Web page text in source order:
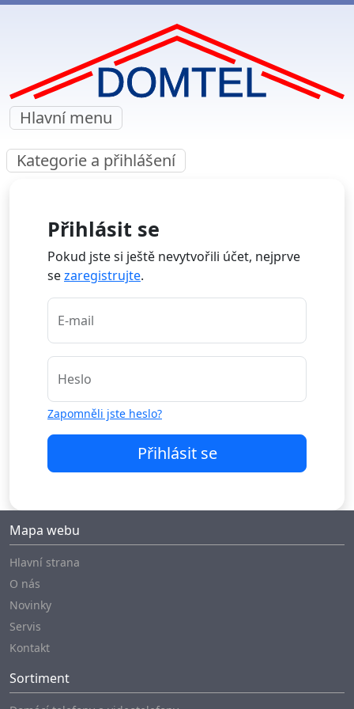
Hlavní menu
Kategorie a přihlášení
Přihlásit se
Pokud jste si ještě nevytvořili účet, nejprve
sezaregistrujte.
E-mail
Heslo
Zapomněli jste heslo?
Přihlásit se
Mapa webu
Hlavní strana
O nás
Novinky
Servis
Kontakt
Sortiment